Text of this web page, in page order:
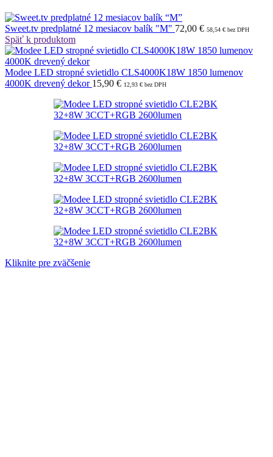
Sweet.tv predplatné 12 mesiacov balík "M" 72,00 € 58,54 € bez DPH
Späť k produktom
Modee LED stropné svietidlo CLS4000K18W 1850 lumenov
4000K drevený dekor 15,90 € 12,93 € bez DPH
Kliknite pre zväčšenie